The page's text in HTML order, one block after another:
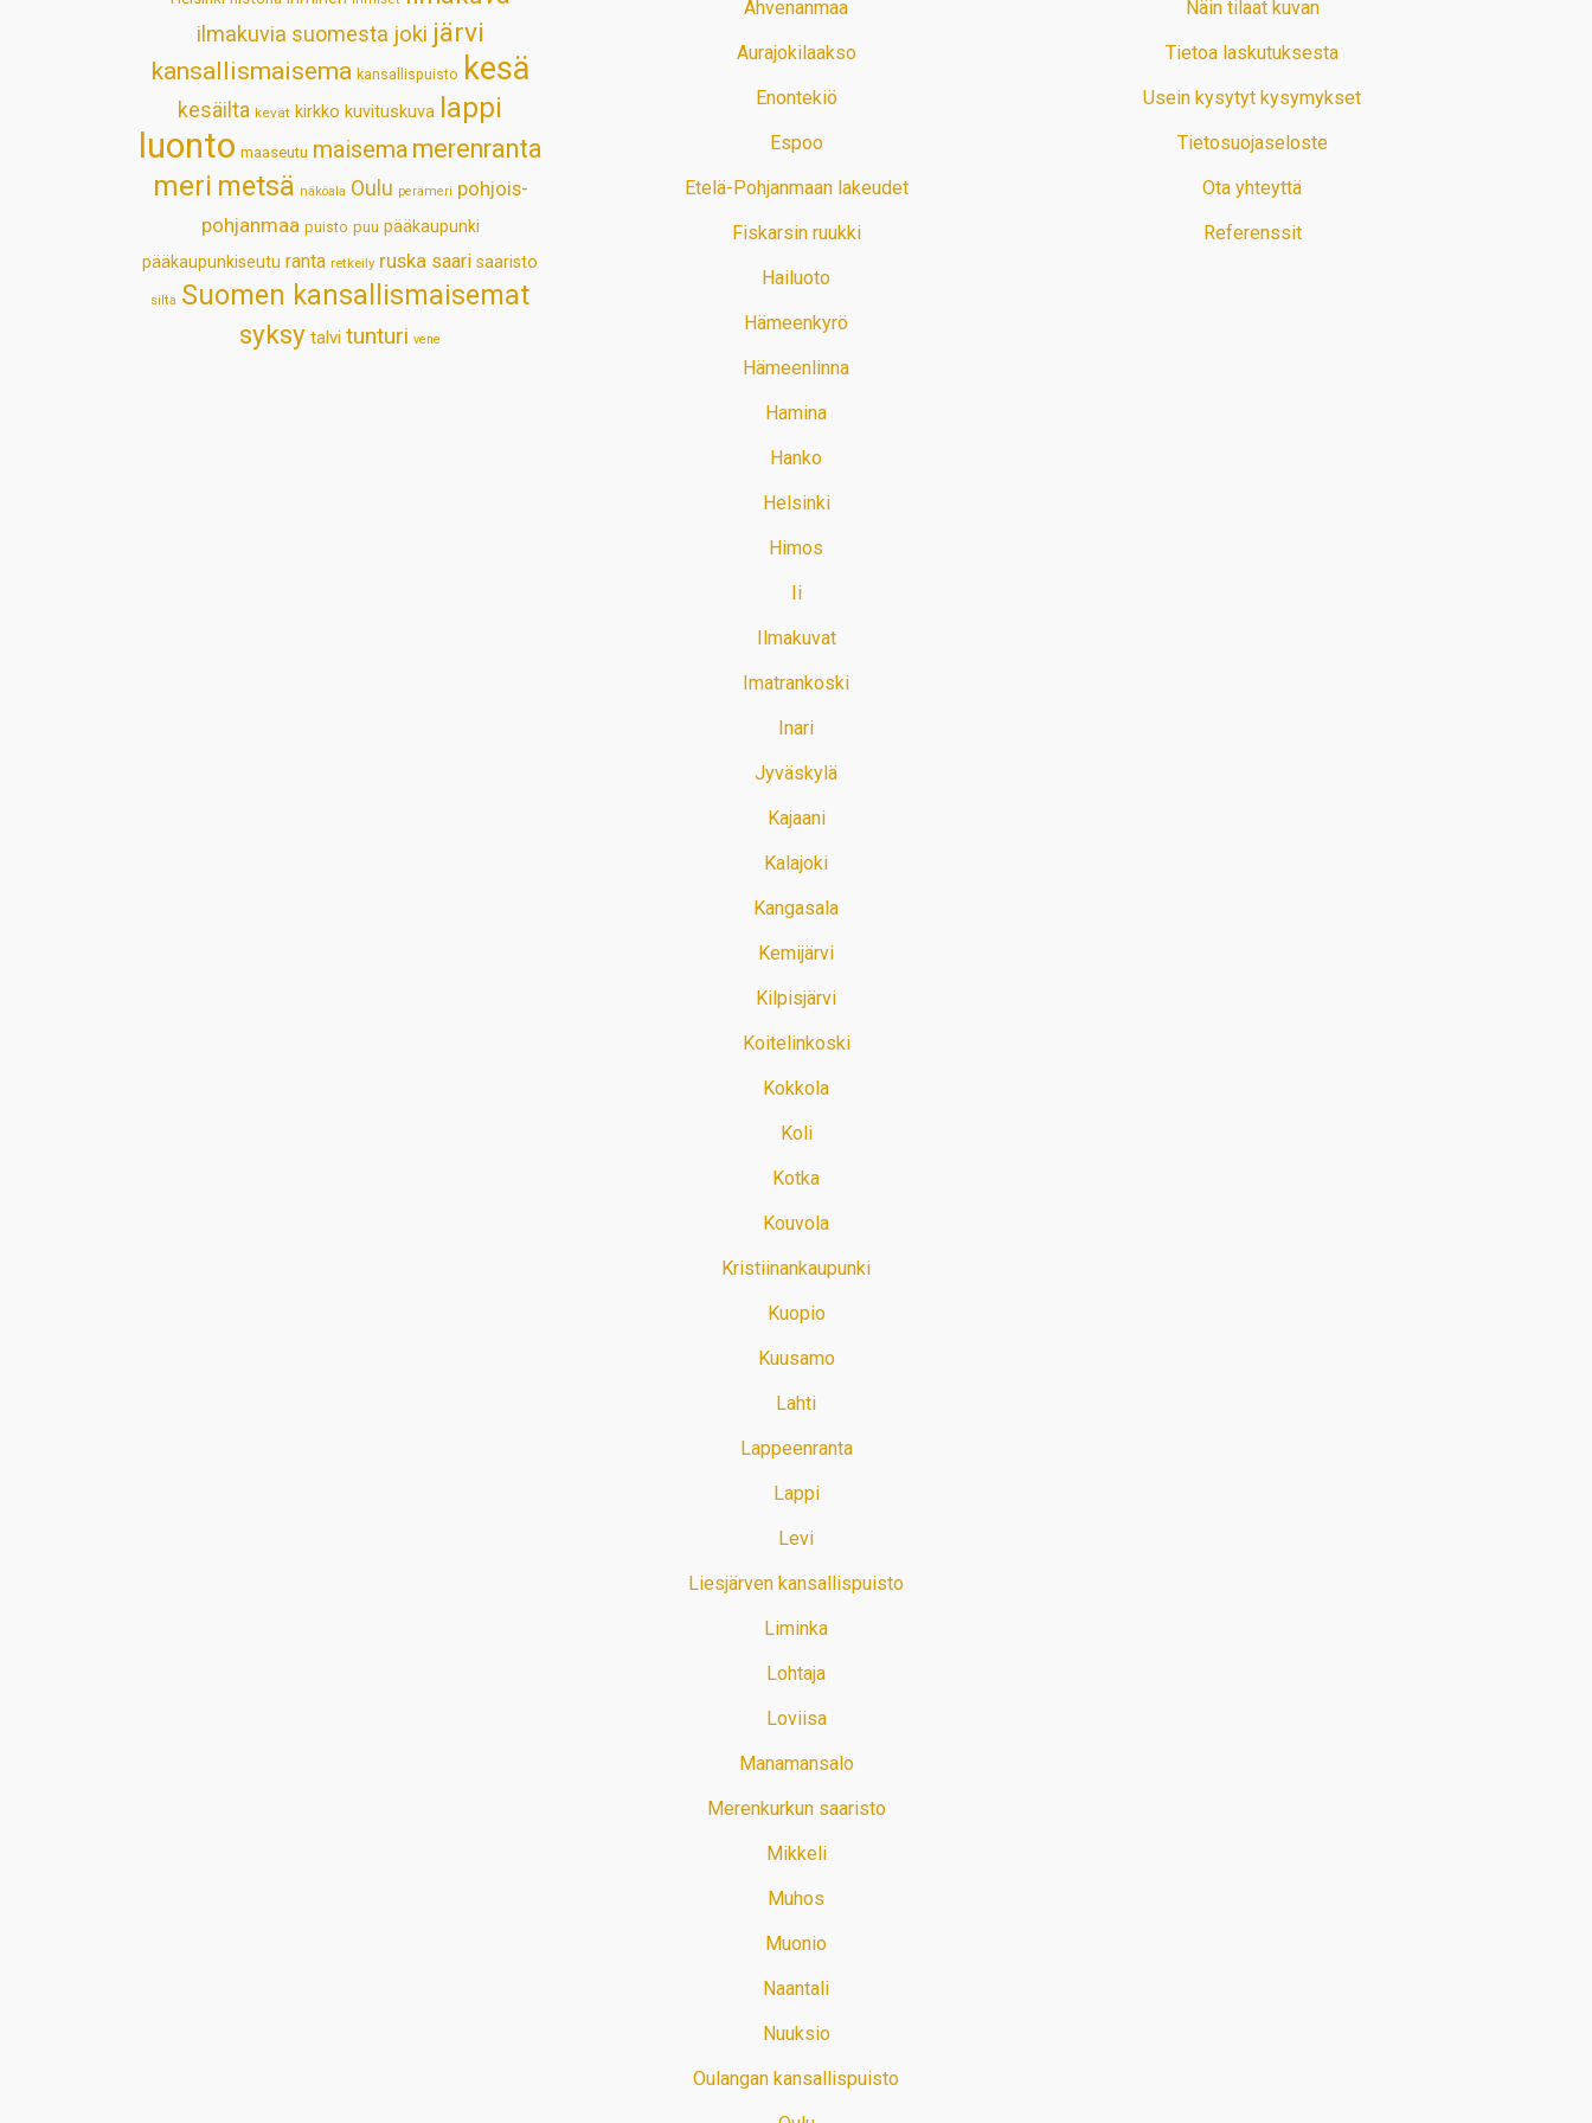
ilmakuvia suomesta joki järvi
kansallismaisema kansallispuisto kesä
kesäilta kevät kirkko kuvituskuva lappi
luonto maaseutu maisema merenranta
meri metsä näköala Oulu perämeri pohjois-
pohjanmaa puisto puu pääkaupunki
pääkaupunkiseutu ranta retkeily ruska saari saaristo
silta Suomen kansallismaisemat
syksy talvi tunturi vene
Ahvenanmaa
Aurajokilaakso
Enontekiö
Espoo
Etelä-Pohjanmaan lakeudet
Fiskarsin ruukki
Hailuoto
Hämeenkyrö
Hämeenlinna
Hamina
Hanko
Helsinki
Himos
Ii
Ilmakuvat
Imatrankoski
Inari
Jyväskylä
Kajaani
Kalajoki
Kangasala
Kemijärvi
Kilpisjärvi
Koitelinkoski
Kokkola
Koli
Kotka
Kouvola
Kristiinankaupunki
Kuopio
Kuusamo
Lahti
Lappeenranta
Lappi
Levi
Liesjärven kansallispuisto
Liminka
Lohtaja
Loviisa
Manamansalo
Merenkurkun saaristo
Mikkeli
Muhos
Muonio
Naantali
Nuuksio
Oulangan kansallispuisto
Näin tilaat kuvan
Tietoa laskutuksesta
Usein kysytyt kysymykset
Tietosuojaseloste
Ota yhteyttä
Referenssit